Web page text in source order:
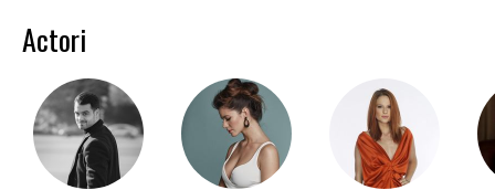
Actori